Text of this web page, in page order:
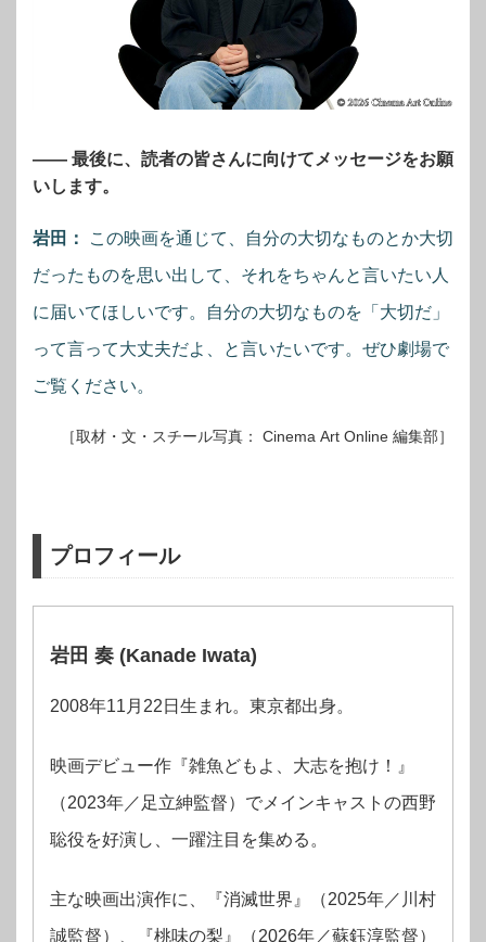
―― 最後に、読者の皆さんに向けてメッセージをお願
いします。
岩田：
この映画を通じて、自分の大切なものとか大切
だったものを思い出して、それをちゃんと言いたい人
に届いてほしいです。自分の大切なものを「大切だ」
って言って大丈夫だよ、と言いたいです。ぜひ劇場で
ご覧ください。
［取材・文・スチール写真： Cinema Art Online 編集部］
プロフィール
岩田 奏 (Kanade Iwata)
2008年11月22日生まれ。東京都出身。
映画デビュー作『雑魚どもよ、大志を抱け！』
（2023年／足立紳監督）でメインキャストの西野
聡役を好演し、一躍注目を集める。
主な映画出演作に、『消滅世界』（2025年／川村
誠監督）、『桃味の梨』（2026年／蘇鈺淳監督）